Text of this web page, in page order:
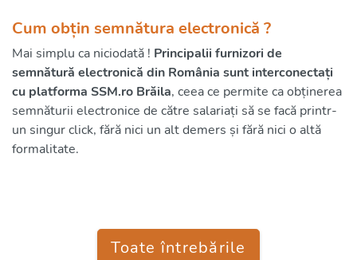
Cum obțin semnătura electronică ?
Mai simplu ca niciodată ! Principalii furnizori de
semnătură electronică din România sunt interconectați
cu platforma SSM.ro Brăila, ceea ce permite ca obținerea
semnăturii electronice de către salariați să se facă printr-
un singur click, fără nici un alt demers și fără nici o altă
formalitate.
Toate întrebările